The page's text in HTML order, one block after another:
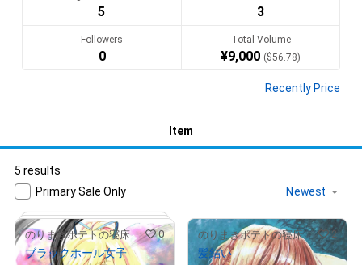
アナログ:色鉛筆、カラーインク、水彩絵具
Translate(AI)
5 3
Followers
0
Total Volume
¥9,000 ($56.78)
Recently Price
Item
5 results
Primary Sale Only
のりまきポテトの寝床 0
ブラックホール女子
のりまきポテトの寝床 2
髪結い